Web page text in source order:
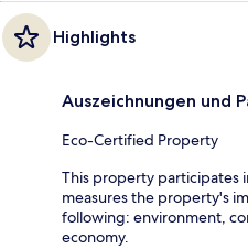
Highlights
Auszeichnungen und
Eco-Certified Property
This property participates
measures the property's
following: environment,
economy.